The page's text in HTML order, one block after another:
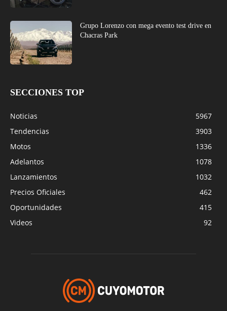
Grupo Lorenzo con mega evento test drive en
Chacras Park
SECCIONES TOP
Noticias
5967
Tendencias
3903
Motos
1336
Adelantos
1078
Lanzamientos
1032
Precios Oficiales
462
Oportunidades
415
Videos
92